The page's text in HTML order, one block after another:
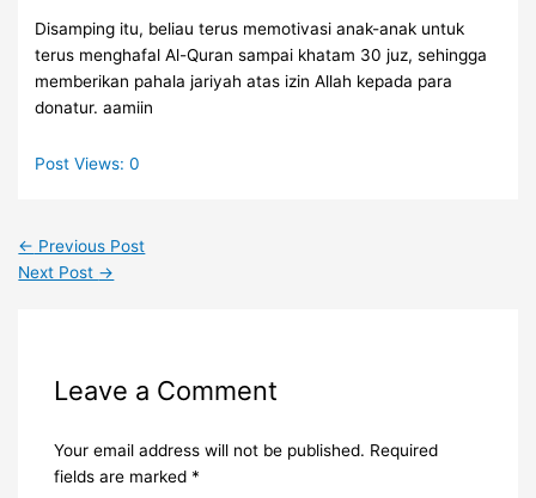
Disamping itu, beliau terus memotivasi anak-anak untuk
terus menghafal Al-Quran sampai khatam 30 juz, sehingga
memberikan pahala jariyah atas izin Allah kepada para
donatur. aamiin
Post Views: 0
← Previous Post
Next Post →
Leave a Comment
Your email address will not be published. Required
fields are marked *